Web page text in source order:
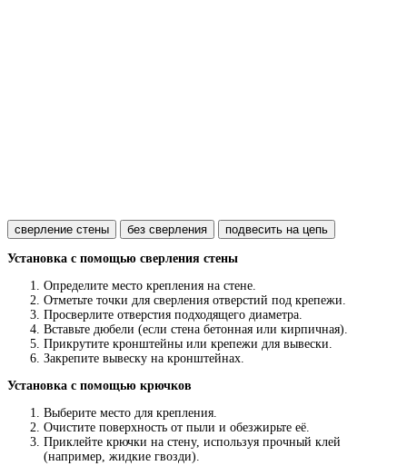
сверление стены без сверления подвесить на цепь
Установка с помощью сверления стены
Определите место крепления на стене.
Отметьте точки для сверления отверстий под крепежи.
Просверлите отверстия подходящего диаметра.
Вставьте дюбели (если стена бетонная или кирпичная).
Прикрутите кронштейны или крепежи для вывески.
Закрепите вывеску на кронштейнах.
Установка с помощью крючков
Выберите место для крепления.
Очистите поверхность от пыли и обезжирьте её.
Приклейте крючки на стену, используя прочный клей
(например, жидкие гвозди).